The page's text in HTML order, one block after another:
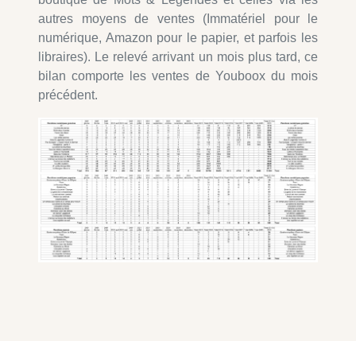
autres moyens de ventes (Immatériel pour le
numérique, Amazon pour le papier, et parfois les
libraires). Le relevé arrivant un mois plus tard, ce
bilan comporte les ventes de Youboox du mois
précédent.